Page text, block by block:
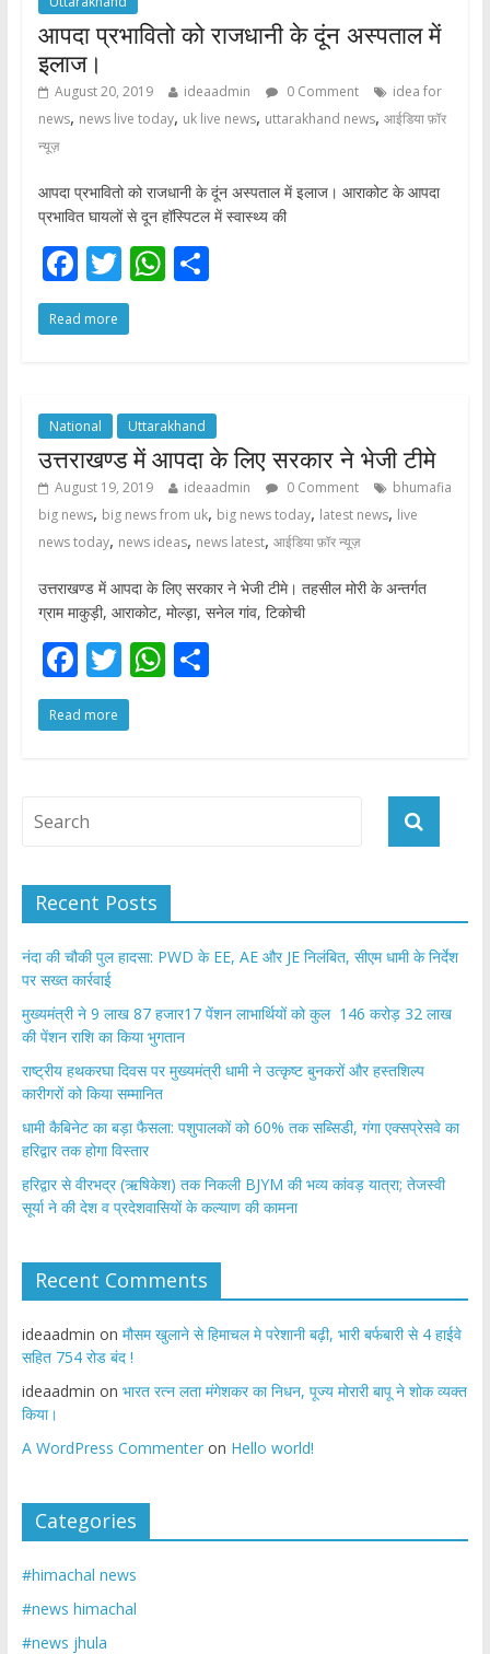
आपदा प्रभावितो को राजधानी के दूंन अस्पताल में
इलाज।
August 20, 2019 ideaadmin 0 Comment
idea for
news, news live today, uk live news, uttarakhand news, आईडिया फ़ॉर
न्यूज़
आपदा प्रभावितो को राजधानी के दूंन अस्पताल में इलाज। आराकोट के आपदा
प्रभावित घायलों से दून हॉस्पिटल में स्वास्थ्य की
F
ac
e
o
o
k
T
w
itt
W
A
p
p
S
Read more
National Uttarakhand
उत्तराखण्ड में आपदा के लिए सरकार ने भेजी टीमे
August 19, 2019 ideaadmin 0 Comment
bhumafia
big news, big news from uk, big news today, latest news, live
news today, news ideas, news latest, आईडिया फ़ॉर न्यूज़
उत्तराखण्ड में आपदा के लिए सरकार ने भेजी टीमे। तहसील मोरी के अन्तर्गत
ग्राम माकुड़ी, आराकोट, मोल्ड़ा, सनेल गांव, टिकोची
F
ac
e
o
T
w
itt
W S
Read more
Recent Posts
नंदा की चौकी पुल हादसा: PWD के EE, AE और JE निलंबित, सीएम धामी के निर्देश
पर सख्त कार्रवाई
मुख्यमंत्री ने 9 लाख 87 हजार17 पेंशन लाभार्थियों को कुल 146 करोड़ 32 लाख
की पेंशन राशि का किया भुगतान
राष्ट्रीय हथकरघा दिवस पर मुख्यमंत्री धामी ने उत्कृष्ट बुनकरों और हस्तशिल्प
कारीगरों को किया सम्मानित
​धामी कैबिनेट का बड़ा फैसला: पशुपालकों को 60% तक सब्सिडी, गंगा एक्सप्रेसवे का
हरिद्वार तक होगा विस्तार
​हरिद्वार से वीरभद्र (ऋषिकेश) तक निकली BJYM की भव्य कांवड़ यात्रा; तेजस्वी
सूर्या ने की देश व प्रदेशवासियों के कल्याण की कामना
Recent Comments
ideaadmin on मौसम खुलाने से हिमाचल मे परेशानी बढ़ी, भारी बर्फबारी से 4 हाईवे
सहित 754 रोड बंद !
ideaadmin on भारत रत्न लता मंगेशकर का निधन, पूज्य मोरारी बापू ने शोक व्यक्त
किया।
A WordPress Commenteron Hello world!
Categories
#himachal news
#news himachal
#news jhula